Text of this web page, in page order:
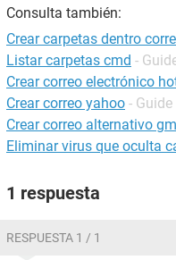
Consulta también:
Crear carpetas dentro
Listar carpetas cmd -
Crear correo electrónico
Crear correo yahoo - Guide
Crear correo alternativo
Eliminar virus que oculta
1 respuesta
RESPUESTA 1 / 1